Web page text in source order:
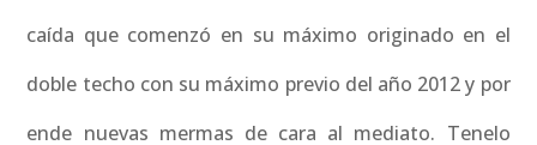
caída que comenzó en su máximo originado en el
doble techo con su máximo previo del año 2012 y por
ende nuevas mermas de cara al mediato. Tenelo